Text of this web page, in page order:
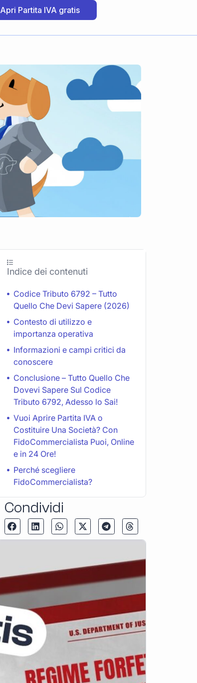
Apri Partita IVA gratis
Indice dei contenuti
Codice Tributo 6792 – Tutto
Quello Che Devi Sapere (2026)
Contesto di utilizzo e
importanza operativa
Informazioni e campi critici da
conoscere
Conclusione – Tutto Quello Che
Dovevi Sapere Sul Codice
Tributo 6792, Adesso lo Sai!
Vuoi Aprire Partita IVA o
Costituire Una Società? Con
FidoCommercialista Puoi, Online
e in 24 Ore!
Perché scegliere
FidoCommercialista?
Condividi